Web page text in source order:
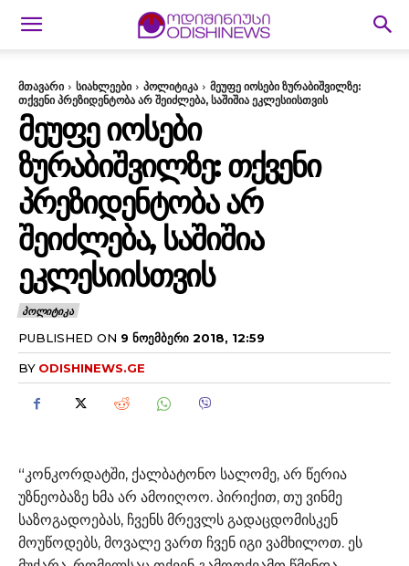
მთავარი სიახლეები პოლიტიკა
მეუფე იოსები ზურაბიშვილზე:
თქვენი პრეზიდენტობა არ შეიძლება, საშიშია ეკლესიისთვის
ᲛᲔᲣᲤᲔ ᲘᲝᲡᲔᲑᲘ
ᲖᲣᲠᲐᲑᲘᲨᲕᲘᲚᲖᲔ: ᲗᲥᲕᲔᲜᲘ
ᲞᲠᲔᲖᲘᲓᲔᲜᲢᲝᲑᲐ ᲐᲠ
ᲨᲔᲘᲫᲚᲔᲑᲐ, ᲡᲐᲨᲘᲨᲘᲐ
ᲔᲙᲚᲔᲡᲘᲘᲡᲗᲕᲘᲡ
ᲞᲝᲚᲘᲢᲘᲙᲐ
PUBLISHED ON 9 ᲜᲝᲔᲛᲑᲔᲠᲘ 2018, 12:59
BY ODISHINEWS.GE
“კონკორდატში, ქალბატონო სალომე, არ წერია
უზნეობაზე ხმა არ ამოიღოო. პირიქით, თუ ვინმე
საზოგადოებას, ჩვენს მრევლს გადაცდომისკენ
მოუწოდებს, მოვალე ვართ ჩვენ იგი ვამხილოთ. ეს